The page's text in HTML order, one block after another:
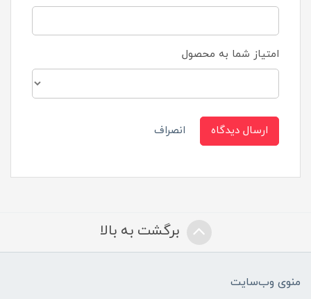
امتیاز شما به محصول
ارسال دیدگاه انصراف
برگشت به بالا
منوی وب‌سایت